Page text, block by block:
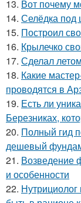
13. Вот почему
14. Селёдка под
15. Построил
16. Крылечко
17. Сделал
18. Какие
проводятся в
19. Есть ли
Березниках,
20. Полный гид
дешевый
21. Возведение
и особенности
22.